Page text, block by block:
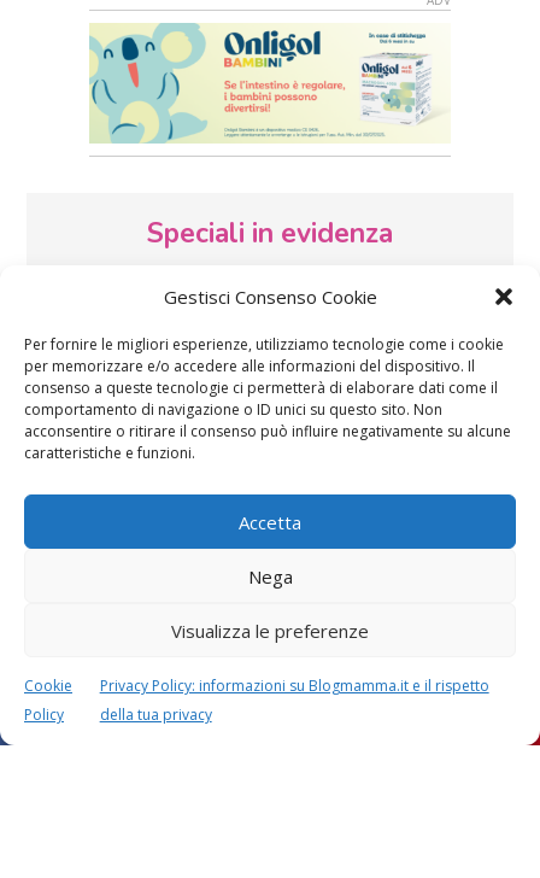
Gestisci Consenso Cookie
Per fornire le migliori esperienze, utilizziamo tecnologie come i cookie
per memorizzare e/o accedere alle informazioni del dispositivo. Il
consenso a queste tecnologie ci permetterà di elaborare dati come il
comportamento di navigazione o ID unici su questo sito. Non
acconsentire o ritirare il consenso può influire negativamente su alcune
caratteristiche e funzioni.
Accetta
Nega
Visualizza le preferenze
Cookie
Policy
Privacy Policy: informazioni su Blogmamma.it e il rispetto
della tua privacy
Speciali in evidenza
Vaccini SOS Pediatra
Festa della mamma:
d’auguri, filastrocche
Le settimane di